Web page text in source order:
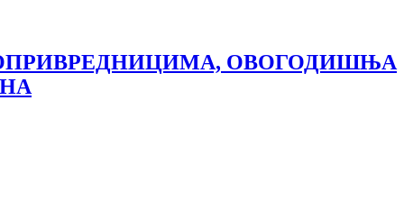
ОВОГОДИШЊА